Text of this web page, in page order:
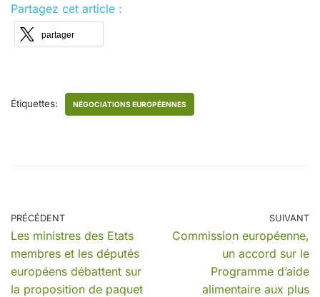
Partagez cet article :
partager
Étiquettes: NÉGOCIATIONS EUROPÉENNES
PRÉCÉDENT
Les ministres des Etats
membres et les députés
européens débattent sur
la proposition de paquet
SUIVANT
Commission européenne,
un accord sur le
Programme d’aide
alimentaire aux plus